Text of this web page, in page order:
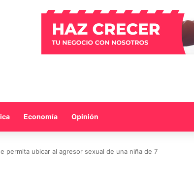
Economía Opinión
permita ubicar al agresor sexual de una niña de 7